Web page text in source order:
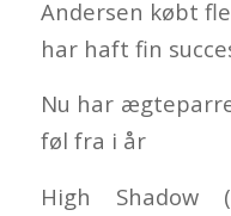
Andersen købt
har haft fin
Nu har
føl fra i år
High Shadow